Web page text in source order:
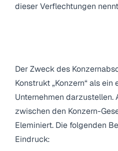
dieser Verflechtungen
Der Zweck des
Konstrukt „Konzern“ als ein
Unternehmen darzustellen.
zwischen den Konzern-
Eleminiert. Die folgenden
Eindruck: